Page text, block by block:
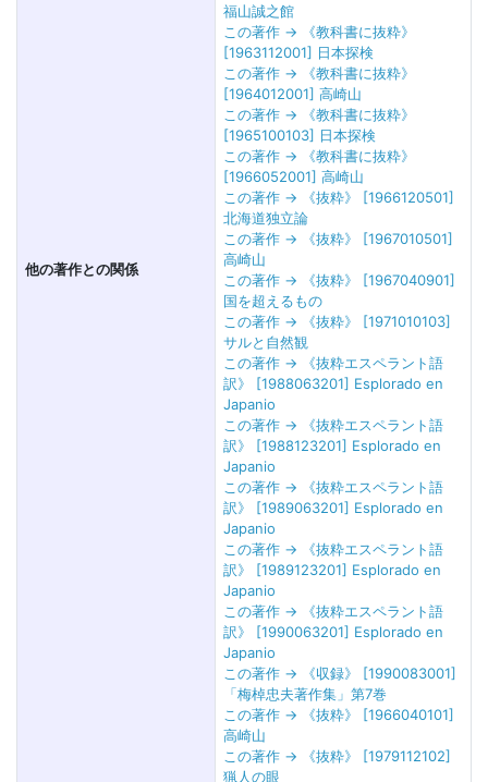
他の著作との関係
福山誠之館
この著作 → 《教科書に抜粋》
[1963112001] 日本探検
この著作 → 《教科書に抜粋》
[1964012001] 高崎山
この著作 → 《教科書に抜粋》
[1965100103] 日本探検
この著作 → 《教科書に抜粋》
[1966052001] 高崎山
この著作 → 《抜粋》 [1966120501]
北海道独立論
この著作 → 《抜粋》 [1967010501]
高崎山
この著作 → 《抜粋》 [1967040901]
国を超えるもの
この著作 → 《抜粋》 [1971010103]
サルと自然観
この著作 → 《抜粋エスペラント語
訳》 [1988063201] Esplorado en
Japanio
この著作 → 《抜粋エスペラント語
訳》 [1988123201] Esplorado en
Japanio
この著作 → 《抜粋エスペラント語
訳》 [1989063201] Esplorado en
Japanio
この著作 → 《抜粋エスペラント語
訳》 [1989123201] Esplorado en
Japanio
この著作 → 《抜粋エスペラント語
訳》 [1990063201] Esplorado en
Japanio
この著作 → 《収録》 [1990083001]
「梅棹忠夫著作集」第7巻
この著作 → 《抜粋》 [1966040101]
高崎山
この著作 → 《抜粋》 [1979112102]
猟人の眼